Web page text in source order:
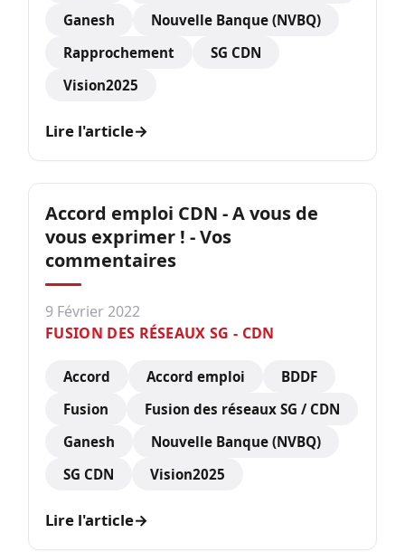
Ganesh
Nouvelle Banque (NVBQ)
Rapprochement
SG CDN
Vision2025
Lire l'article→
Accord emploi CDN - A vous de
vous exprimer ! - Vos
commentaires
9 Février 2022
FUSION DES RÉSEAUX SG - CDN
Accord Accord emploi
BDDF
Fusion
Fusion des réseaux SG / CDN
Ganesh
Nouvelle Banque (NVBQ)
SG CDN
Vision2025
Lire l'article→